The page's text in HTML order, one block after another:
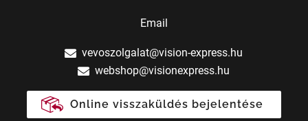
Email
vevoszolgalat@vision-express.hu
webshop@visionexpress.hu
Online visszaküldés bejelentése